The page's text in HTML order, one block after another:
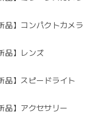
品】コンパクトカメラ
品】レンズ
品】スピードライト
品】アクセサリー